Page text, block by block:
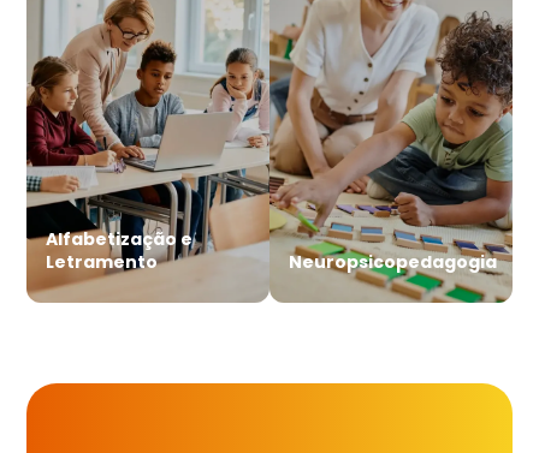
Alfabetização e
Letramento
Neuropsicopedagogia